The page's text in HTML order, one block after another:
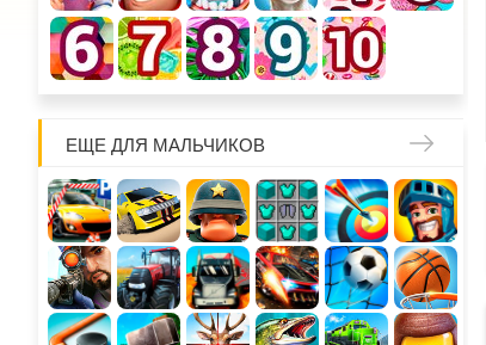
ЕЩЕ ДЛЯ МАЛЬЧИКОВ